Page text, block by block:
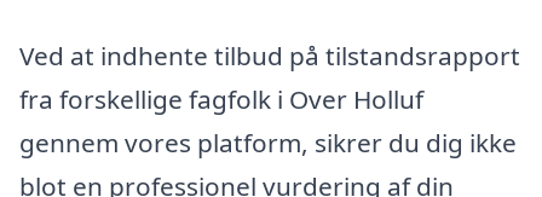
Ved at indhente tilbud på tilstandsrapport
fra forskellige fagfolk i Over Holluf
gennem vores platform, sikrer du dig ikke
blot en professionel vurdering af din